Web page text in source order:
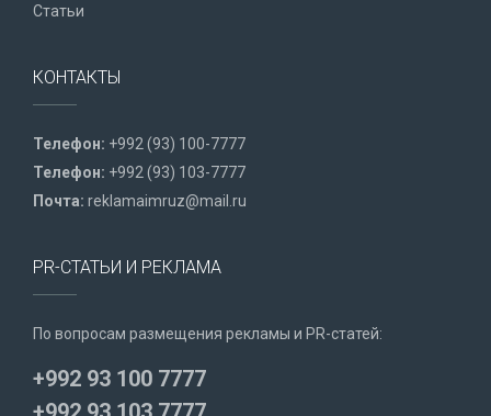
Статьи
КОНТАКТЫ
Телефон: +992 (93) 100-7777
Телефон: +992 (93) 103-7777
Почта: reklamaimruz@mail.ru
PR-СТАТЬИ И РЕКЛАМА
По вопросам размещения рекламы и PR-статей:
+992 93 100 7777